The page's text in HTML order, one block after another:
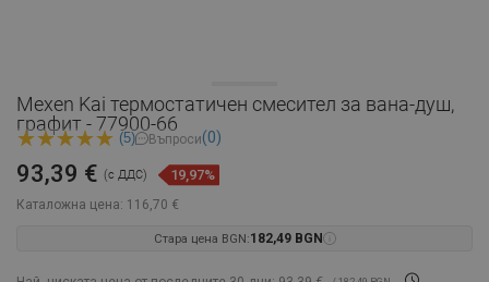
Mexen Kai термостатичен смесител за вана-душ,
графит - 77900-66
(5) Въпроси(0)
Каталожна цена: 116,70 €
93,39 € (с ДДС) 19,97%
Стара цена BGN:182,49 BGN